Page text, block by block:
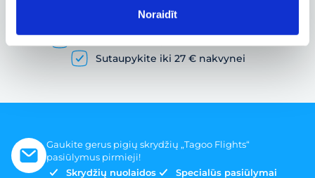
Noraidīt
Gausybė skrydžių pasiūlymų
Sutaupykite iki 27 € nakvynei
Gaukite gerus pigių skrydžių „Tagoo Flights“
pasiūlymus pirmieji!
Skrydžių nuolaidos
Specialūs pasiūlymai